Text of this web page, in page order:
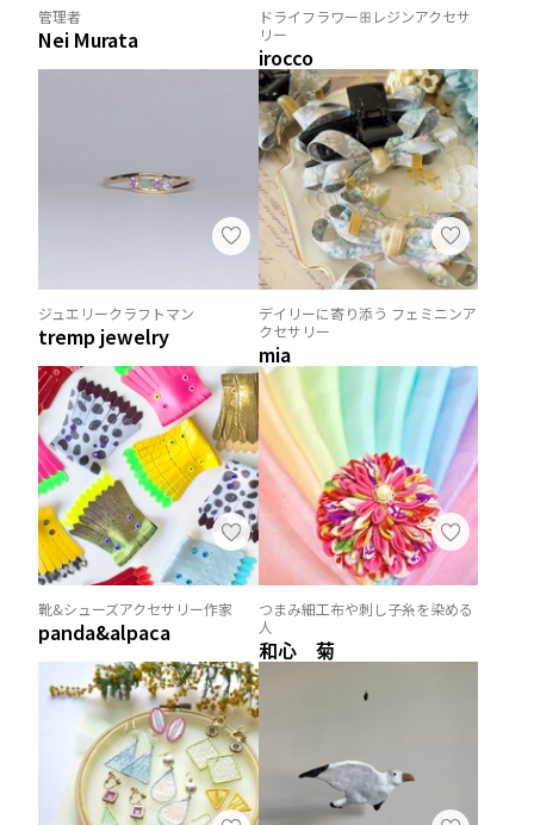
管理者
Nei Murata
ドライフラワーꕥレジンアクセサ
リー
irocco
ジュエリークラフトマン
tremp jewelry
デイリーに寄り添う フェミニンア
クセサリー
mia
靴&シューズアクセサリー作家
panda&alpaca
つまみ細工布や刺し子糸を染める
人
和心 菊